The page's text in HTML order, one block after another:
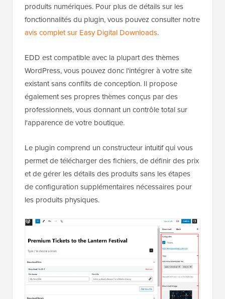
produits numériques. Pour plus de détails sur les
fonctionnalités du plugin, vous pouvez consulter notre
avis complet sur Easy Digital Downloads.
EDD est compatible avec la plupart des thèmes
WordPress, vous pouvez donc l'intégrer à votre site
existant sans conflits de conception. Il propose
également ses propres thèmes conçus par des
professionnels, vous donnant un contrôle total sur
l'apparence de votre boutique.
Le plugin comprend un constructeur intuitif qui vous
permet de télécharger des fichiers, de définir des prix
et de gérer les détails des produits sans les étapes
de configuration supplémentaires nécessaires pour
les produits physiques.